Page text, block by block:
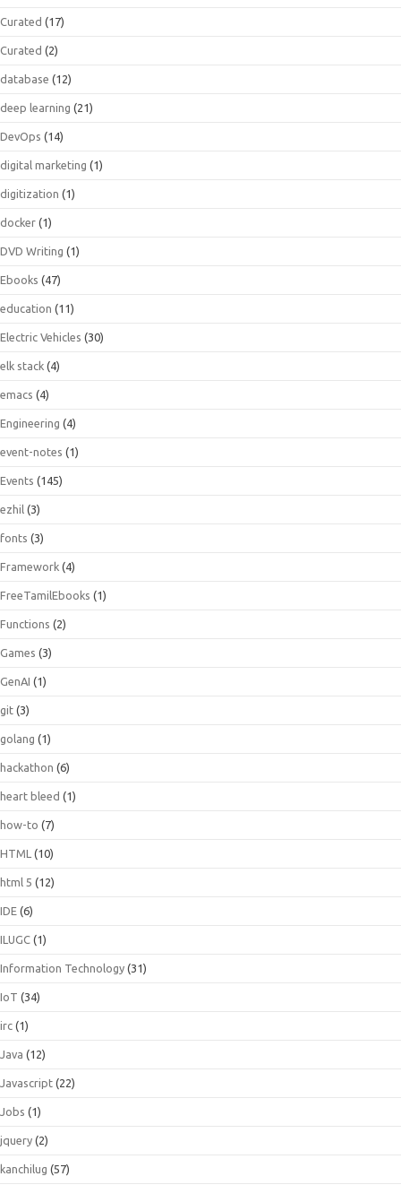
Curated (17)
Curated (2)
database (12)
deep learning (21)
DevOps (14)
digital marketing (1)
digitization (1)
docker (1)
DVD Writing (1)
Ebooks (47)
education (11)
Electric Vehicles (30)
elk stack (4)
emacs (4)
Engineering (4)
event-notes (1)
Events (145)
ezhil (3)
fonts (3)
Framework (4)
FreeTamilEbooks (1)
Functions (2)
Games (3)
GenAI (1)
git (3)
golang (1)
hackathon (6)
heart bleed (1)
how-to (7)
HTML (10)
html 5 (12)
IDE (6)
ILUGC (1)
Information Technology (31)
IoT (34)
irc (1)
Java (12)
Javascript (22)
Jobs (1)
jquery (2)
kanchilug (57)